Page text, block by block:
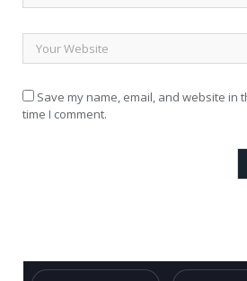
Save my name, email, and website in
time I comment.